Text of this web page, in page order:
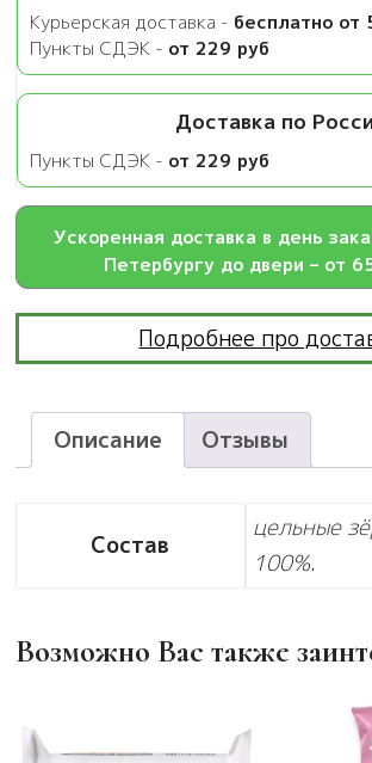
Курьерская доставка - бесплатно от
Пункты СДЭК - от 229 руб
Доставка по
Пункты СДЭК - от 229 руб
Ускоренная доставка в день
Петербургу до двери – от
Подробнее про
Описание Отзывы
Состав
цельные
100%.
Возможно Вас также